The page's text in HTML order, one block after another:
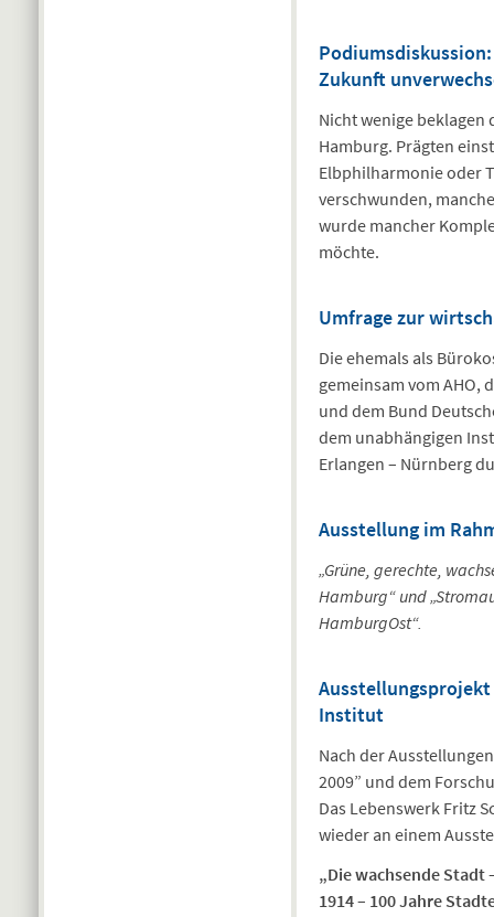
Zukunft
Nicht wenige beklagen
Hamburg. Prägten
Elbphilharmonie oder
verschwunden,
wurde mancher
möchte.
Umfrage zur
Die ehemals als
gemeinsam vom AHO,
und dem Bund
dem unabhängigen
Erlangen – Nürnberg
Ausstellung im
„Grüne, gerechte,
Hamburg“ und
HamburgOst“.
Ausstellungsprojekt
Institut
Nach der
2009” und dem
Das Lebenswerk Fritz
wieder an einem
„Die wachsende Stadt
1914 – 100 Jahre